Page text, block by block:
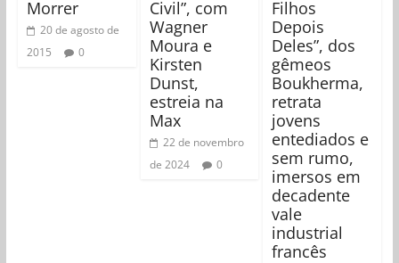
Morrer
20 de agosto de
2015
0
Civil”, com
Wagner
Moura e
Kirsten
Dunst,
estreia na
Max
22 de novembro
de 2024
0
Filhos
Depois
Deles”, dos
gêmeos
Boukherma,
retrata
jovens
entediados e
sem rumo,
imersos em
decadente
vale
industrial
francês